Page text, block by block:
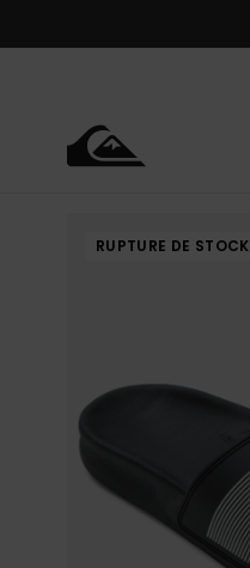
le
RUPTURE DE STOCK